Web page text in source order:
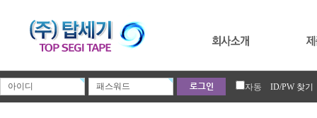
자동 ID/PW 찾기